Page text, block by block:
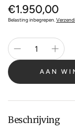
Normale
prijs
€1.950,00
Belasting inbegrepen.
AAN
Beschrijving